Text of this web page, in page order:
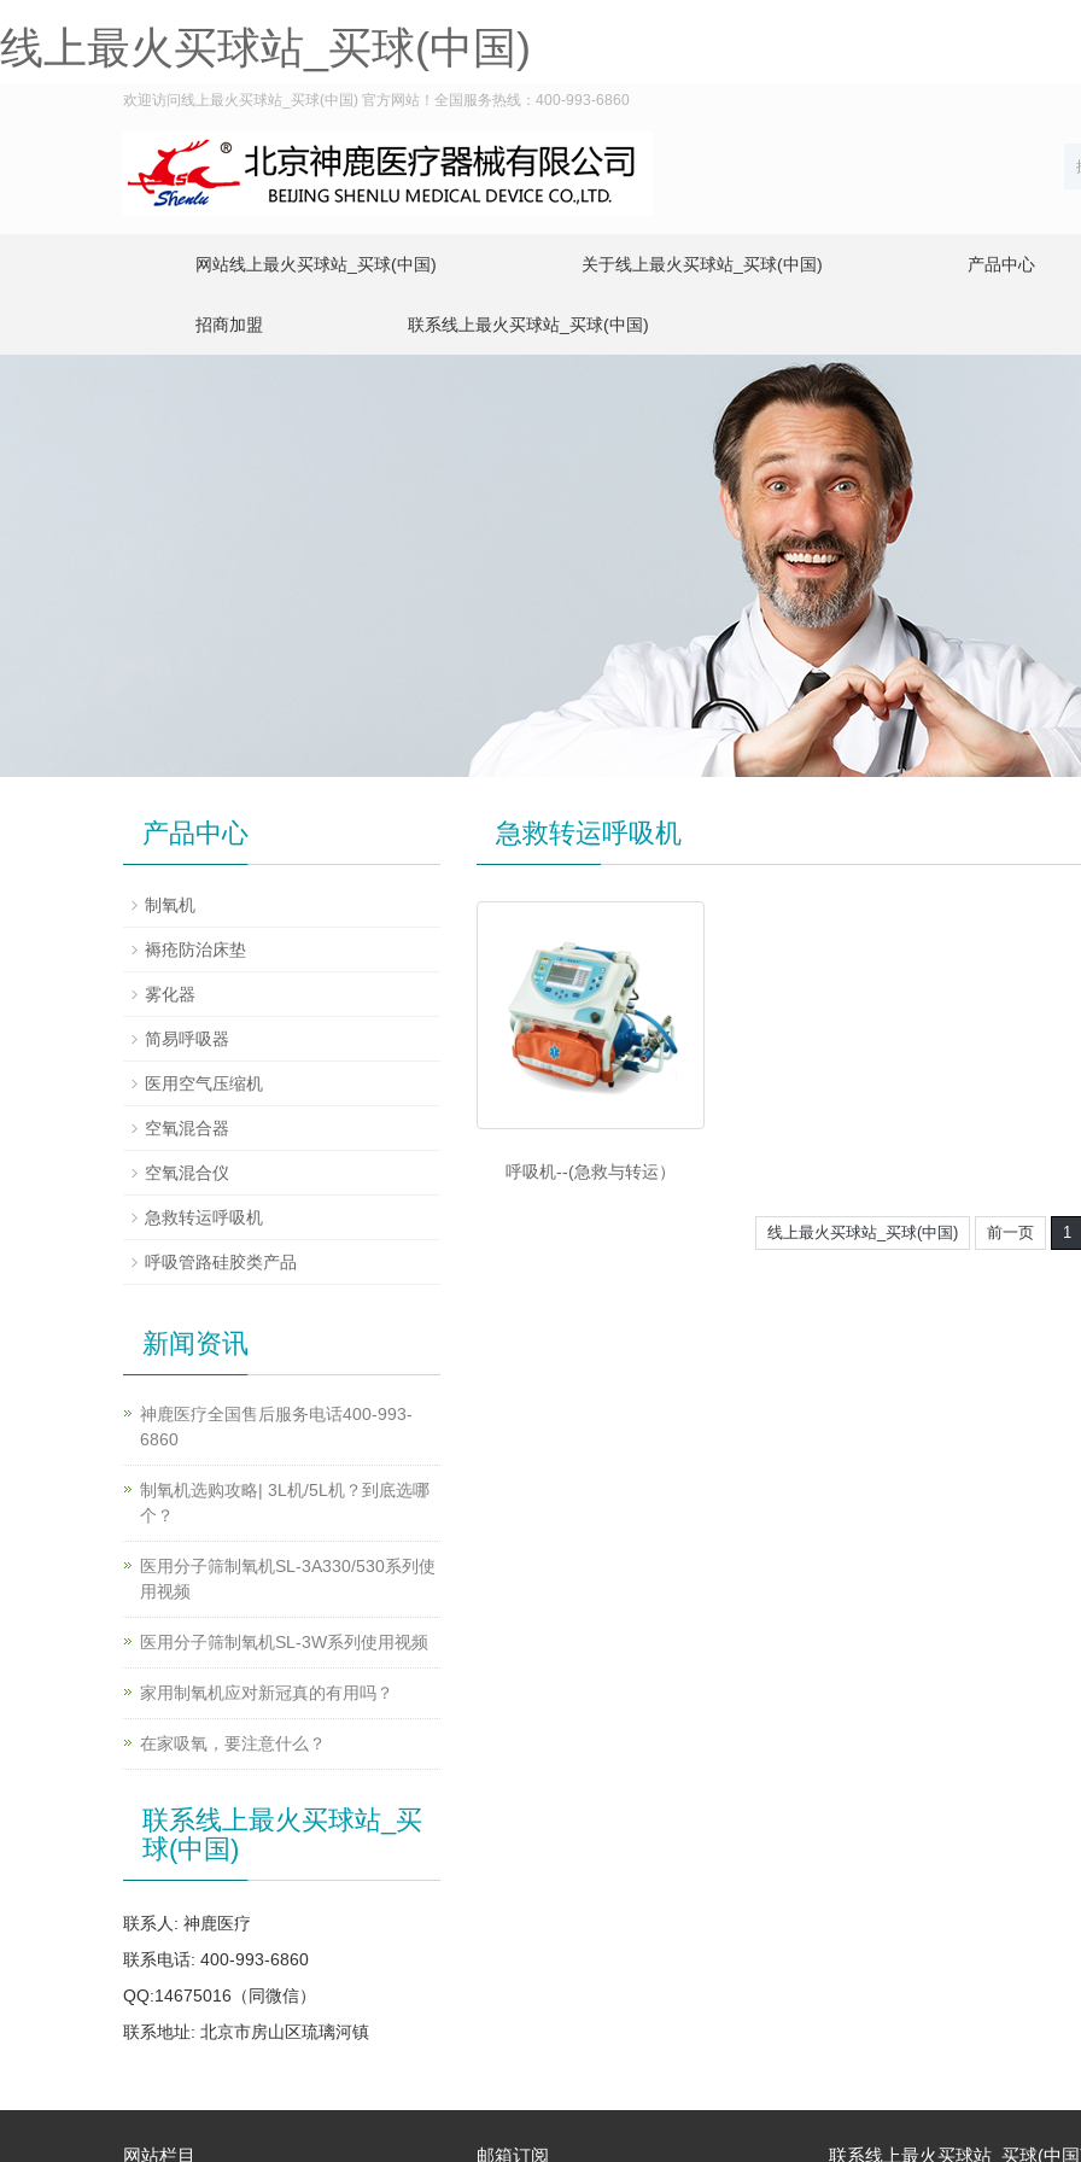
线上最火买球站_买球(中国)
欢迎访问线上最火买球站_买球(中国) 官方网站！全国服务热线：400-993-6860
网站线上最火买球站_买球(中国) 关于线上最火买球站_买球(中国) 产品中心
招商加盟 联系线上最火买球站_买球(中国)
急救转运呼吸机
呼吸机--(急救与转运）
线上最火买球站_买球(中国) 前一页 1
产品中心
制氧机
褥疮防治床垫
雾化器
简易呼吸器
医用空气压缩机
空氧混合器
空氧混合仪
急救转运呼吸机
呼吸管路硅胶类产品
新闻资讯
神鹿医疗全国售后服务电话400-993-
6860
制氧机选购攻略| 3L机/5L机？到底选哪
个？
医用分子筛制氧机SL-3A330/530系列使
用视频
医用分子筛制氧机SL-3W系列使用视频
家用制氧机应对新冠真的有用吗？
在家吸氧，要注意什么？
联系线上最火买球站_买
球(中国)
联系人: 神鹿医疗
联系电话: 400-993-6860
QQ:14675016（同微信）
联系地址: 北京市房山区琉璃河镇
网站栏目 邮箱订阅 联系线上最火买球站_买球(中